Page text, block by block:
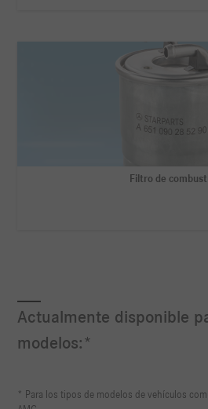
Filtro de
Actualmente disponible
modelos:*
* Para los tipos de modelos de vehículos